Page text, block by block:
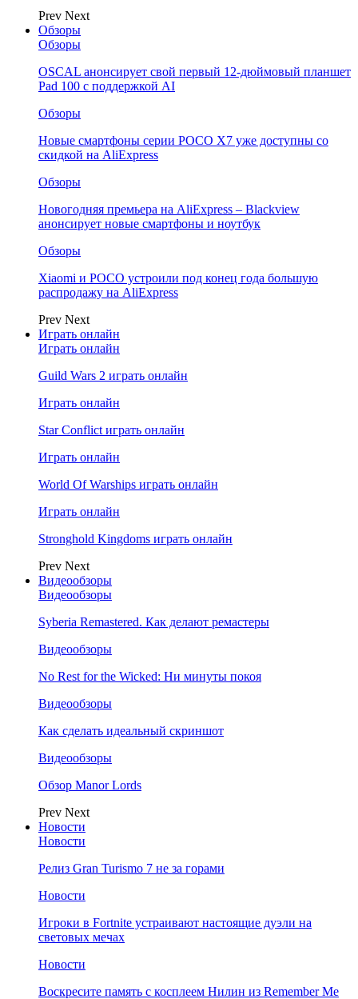
Prev Next
Обзоры
Обзоры
OSCAL анонсирует свой первый 12-дюймовый планшет
Pad 100 с поддержкой AI
Обзоры
Новые смартфоны серии POCO X7 уже доступны со
скидкой на AliExpress
Обзоры
Новогодняя премьера на AliExpress – Blackview
анонсирует новые смартфоны и ноутбук
Обзоры
Xiaomi и POCO устроили под конец года большую
распродажу на AliExpress
Prev Next
Играть онлайн
Играть онлайн
Guild Wars 2 играть онлайн
Играть онлайн
Star Conflict играть онлайн
Играть онлайн
World Of Warships играть онлайн
Играть онлайн
Stronghold Kingdoms играть онлайн
Prev Next
Видеообзоры
Видеообзоры
Syberia Remastered. Как делают ремастеры
Видеообзоры
No Rest for the Wicked: Ни минуты покоя
Видеообзоры
Как сделать идеальный скриншот
Видеообзоры
Обзор Manor Lords
Prev Next
Новости
Новости
Релиз Gran Turismo 7 не за горами
Новости
Игроки в Fortnite устраивают настоящие дуэли на
световых мечах
Новости
Воскресите память с косплеем Нилин из Remember Me